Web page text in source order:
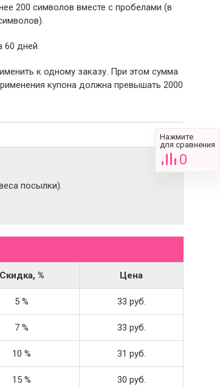
200 символов вместе с пробелами (в
60 дней.
к одному заказу. При этом сумма
купона должна превышать 2000
посылки).
Скидка, % Цена
5 % 33 руб.
7 % 33 руб.
10 % 31 руб.
15 % 30 руб.
Нажмите
для сравнения
0